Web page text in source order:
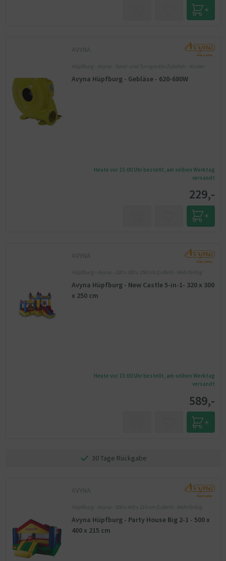
AVYNA
Hüpfburg - Avyna - Spiel- und Turngeräte Zubehör - Kinder
Avyna Hüpfburg - Gebläse - 620-680W
Heute vor 15:00 Uhr bestellt, am selben Werktag
versandt
229,-
AVYNA
Hüpfburg - Avyna - 320 x 300 x 250 cm (LxBxH) - Mehrfarbig
Avyna Hüpfburg - New Castle 5-in-1- 320 x 300
x 250 cm
Heute vor 15:00 Uhr bestellt, am selben Werktag
versandt
589,-
30 Tage Rückgabe
AVYNA
Hüpfburg - Avyna - 500 x 400 x 215 cm (LxBxH) - Mehrfarbig
Avyna Hüpfburg - Party House Big 2-1 - 500 x
400 x 215 cm